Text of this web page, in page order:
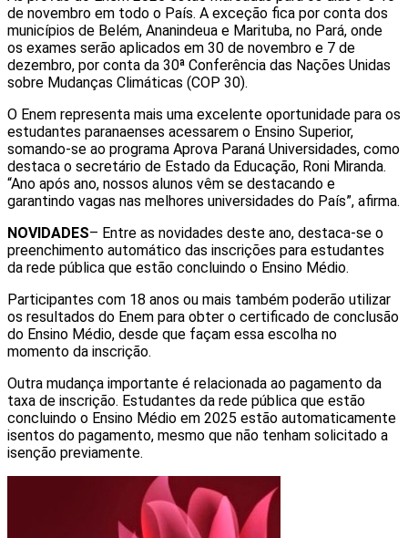
de novembro em todo o País. A exceção fica por conta dos
municípios de Belém, Ananindeua e Marituba, no Pará, onde
os exames serão aplicados em 30 de novembro e 7 de
dezembro, por conta da 30ª Conferência das Nações Unidas
sobre Mudanças Climáticas (COP 30).
O Enem representa mais uma excelente oportunidade para os
estudantes paranaenses acessarem o Ensino Superior,
somando-se ao programa Aprova Paraná Universidades, como
destaca o secretário de Estado da Educação, Roni Miranda.
“Ano após ano, nossos alunos vêm se destacando e
garantindo vagas nas melhores universidades do País”, afirma.
NOVIDADES– Entre as novidades deste ano, destaca-se o
preenchimento automático das inscrições para estudantes
da rede pública que estão concluindo o Ensino Médio.
Participantes com 18 anos ou mais também poderão utilizar
os resultados do Enem para obter o certificado de conclusão
do Ensino Médio, desde que façam essa escolha no
momento da inscrição.
Outra mudança importante é relacionada ao pagamento da
taxa de inscrição. Estudantes da rede pública que estão
concluindo o Ensino Médio em 2025 estão automaticamente
isentos do pagamento, mesmo que não tenham solicitado a
isenção previamente.